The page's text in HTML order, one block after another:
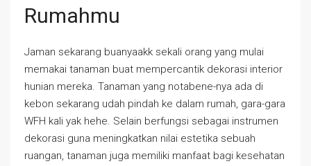
Rumahmu
Jaman sekarang buanyaakk sekali orang yang mulai
memakai tanaman buat mempercantik dekorasi interior
hunian mereka. Tanaman yang notabene-nya ada di
kebon sekarang udah pindah ke dalam rumah, gara-gara
WFH kali yak hehe. Selain berfungsi sebagai instrumen
dekorasi guna meningkatkan nilai estetika sebuah
ruangan, tanaman juga memiliki manfaat bagi kesehatan